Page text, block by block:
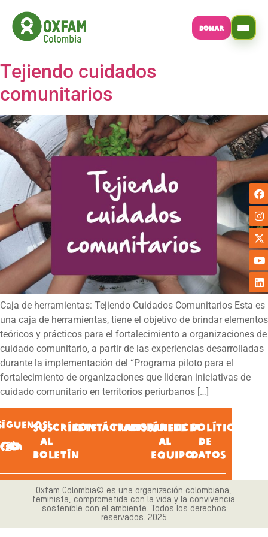
DONAR
Tejiendo cuidados
comunitarios
Caja de herramientas: Tejiendo Cuidados Comunitarios Esta es
una caja de herramientas, tiene el objetivo de brindar elementos
teóricos y prácticos para el fortalecimiento a organizaciones de
cuidado comunitario, a partir de las experiencias desarrolladas
durante la implementación del “Programa piloto para el
fortalecimiento de organizaciones que lideran iniciativas de
cuidado comunitario en territorios periurbanos […]
SUSCRÍBETE
AL
BOLETÍN
CONTÁCTANOS
TRANSPARENCIA
ÚNETE
AL
EQUIPO
POLÍTICA
DE
DATOS
Oxfam Colombia© es una organización colombiana,
feminista, comprometida con la vida y la convivencia
sostenible con el ambiente. Todos los derechos
reservados. 2025